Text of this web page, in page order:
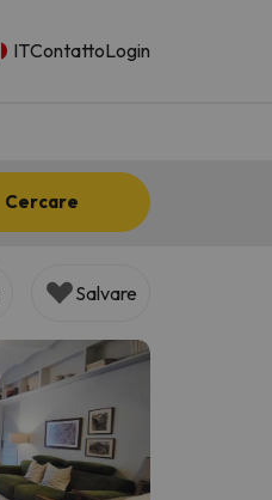
ITContattoLogin
Cercare
Salvare